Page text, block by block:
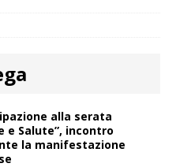
alla serata
e Salute”, incontro
la manifestazione